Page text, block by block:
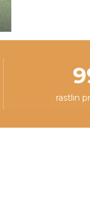
rastlin